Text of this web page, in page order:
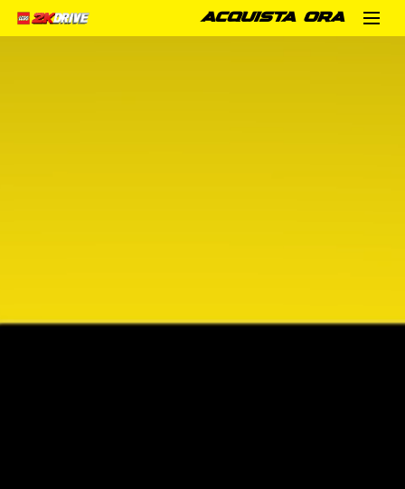
ACQUISTA ORA